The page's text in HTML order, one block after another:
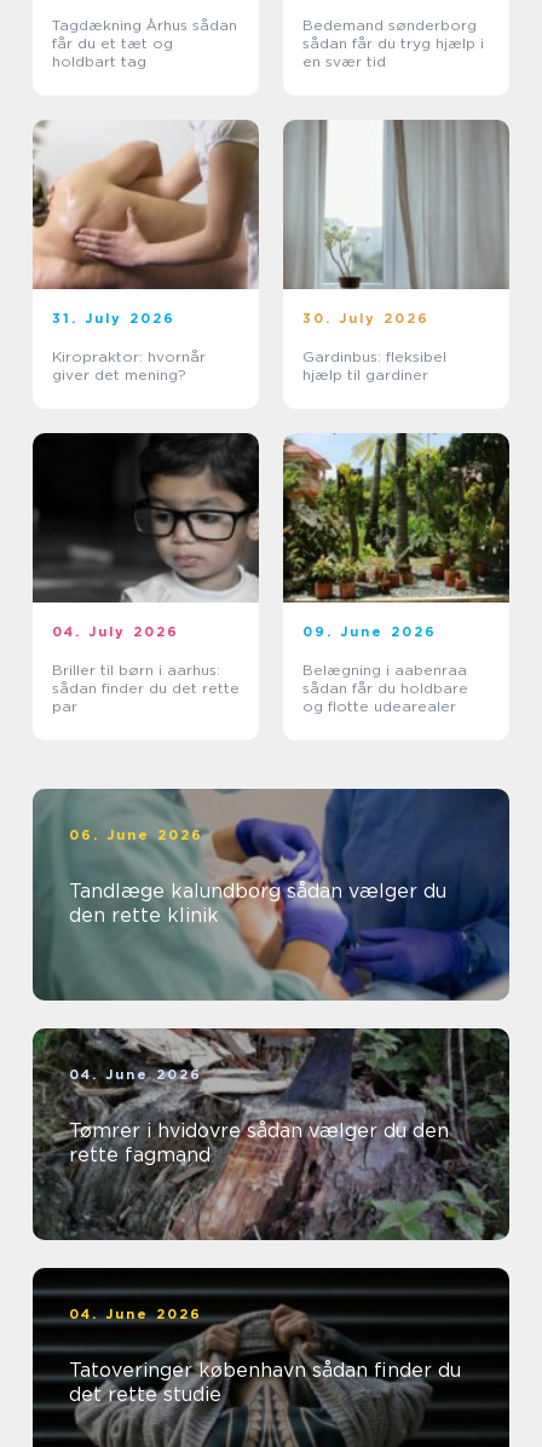
Tagdækning Århus sådan
får du et tæt og
holdbart tag
Bedemand sønderborg
sådan får du tryg hjælp i
en svær tid
31. July 2026
Kiropraktor: hvornår
giver det mening?
30. July 2026
Gardinbus: fleksibel
hjælp til gardiner
04. July 2026
Briller til børn i aarhus:
sådan finder du det rette
par
09. June 2026
Belægning i aabenraa
sådan får du holdbare
og flotte udearealer
06. June 2026
Tandlæge kalundborg sådan vælger du
den rette klinik
04. June 2026
Tømrer i hvidovre sådan vælger du den
rette fagmand
04. June 2026
Tatoveringer københavn sådan finder du
det rette studie